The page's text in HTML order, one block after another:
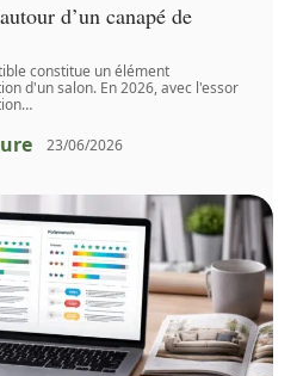
d’un canapé de
constitue un élément
d'un salon. En 2026, avec l'essor
…
23/06/2026